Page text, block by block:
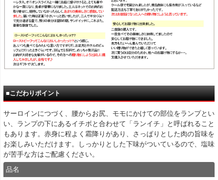
■こだわりポイント
サーロインにつづく、腰からお尻、モモにかけての部位をランプとい
い、ランプの下にあるイチボと合わせて「ランイチ」と呼ばれること
もあります。赤身に程よく霜降りがあり、さっぱりとした肉の旨味を
お楽しみいただけます。しっかりとした下味がついているので、塩味
が苦手な方はご配慮ください。
品名